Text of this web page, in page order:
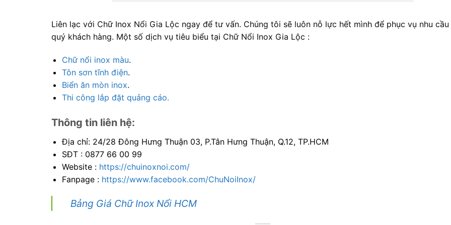
Liên lạc với Chữ Inox Nổi Gia Lộc ngay để tư vấn. Chúng tôi sẽ luôn nỗ lực hết mình để phục vụ nhu cầu
quý khách hàng. Một số dịch vụ tiêu biểu tại Chữ Nổi Inox Gia Lộc :
Chữ nổi inox màu.
Tôn sơn tĩnh điện.
Biển ăn mòn inox.
Thi công lắp đặt quảng cáo.
Thông tin liên hệ:
Địa chỉ: 24/28 Đông Hưng Thuận 03, P.Tân Hưng Thuận, Q.12, TP.HCM
SĐT : 0877 66 00 99
Website : https://chuinoxnoi.com/
Fanpage : https://www.facebook.com/ChuNoiInox/
Bảng Giá Chữ Inox Nổi HCM